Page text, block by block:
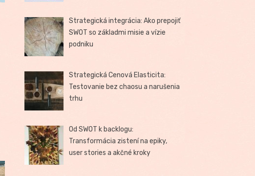
Strategická integrácia: Ako prepojiť
SWOT so základmi misie a vízie
podniku
Strategická Cenová Elasticita:
Testovanie bez chaosu a narušenia
trhu
Od SWOT k backlogu:
Transformácia zistení na epiky,
user stories a akčné kroky